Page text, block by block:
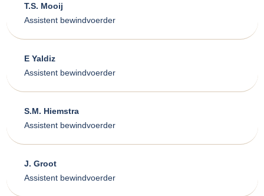
T.S. Mooij
Assistent bewindvoerder
E Yaldiz
Assistent bewindvoerder
S.M. Hiemstra
Assistent bewindvoerder
J. Groot
Assistent bewindvoerder